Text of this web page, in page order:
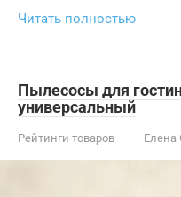
Читать полностью
Пылесосы для
универсальный
Рейтинги товаров Елена